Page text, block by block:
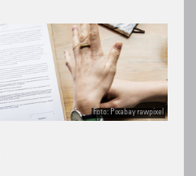
Foto: Pixabay rawpixel